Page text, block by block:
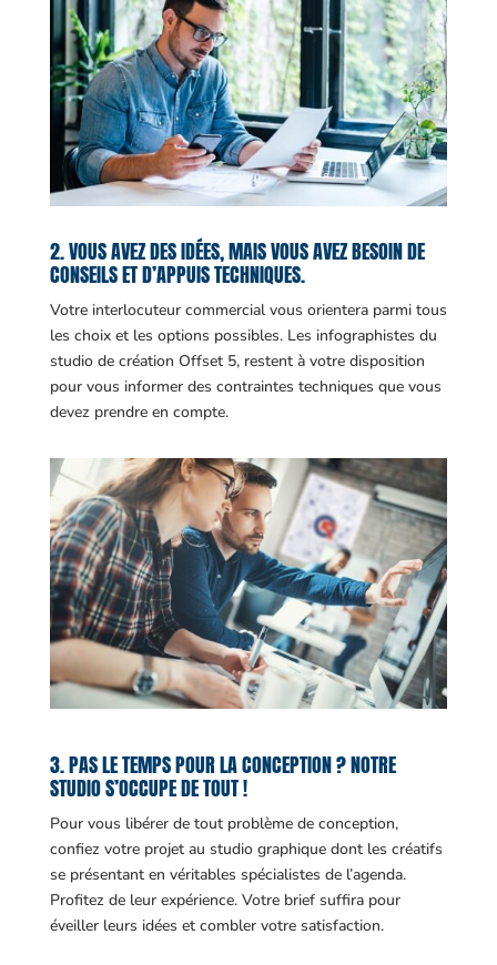
2. VOUS AVEZ DES IDÉES, MAIS VOUS AVEZ BESOIN DE
CONSEILS ET D’APPUIS TECHNIQUES.
Votre interlocuteur commercial vous orientera parmi tous
les choix et les options possibles. Les infographistes du
studio de création Offset 5, restent à votre disposition
pour vous informer des contraintes techniques que vous
devez prendre en compte.
3. PAS LE TEMPS POUR LA CONCEPTION ? NOTRE
STUDIO S’OCCUPE DE TOUT !
Pour vous libérer de tout problème de conception,
confiez votre projet au studio graphique dont les créatifs
se présentant en véritables spécialistes de l’agenda.
Profitez de leur expérience. Votre brief suffira pour
éveiller leurs idées et combler votre satisfaction.